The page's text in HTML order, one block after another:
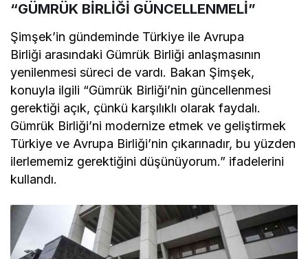
“GÜMRÜK BİRLİĞİ GÜNCELLENMELİ”
Şimşek’in gündeminde Türkiye ile Avrupa
Birliği arasındaki Gümrük Birliği anlaşmasının
yenilenmesi süreci de vardı. Bakan Şimşek,
konuyla ilgili “Gümrük Birliği’nin güncellenmesi
gerektiği açık, çünkü karşılıklı olarak faydalı.
Gümrük Birliği’ni modernize etmek ve geliştirmek
Türkiye ve Avrupa Birliği’nin çıkarınadır, bu yüzden
ilerlememiz gerektiğini düşünüyorum.” ifadelerini
kullandı.